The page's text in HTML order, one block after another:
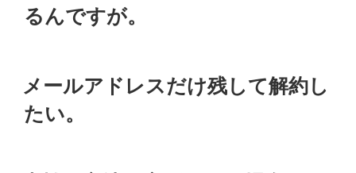
日:
るんですが。
稿
日:
メールアドレスだけ残して解約し
たい。